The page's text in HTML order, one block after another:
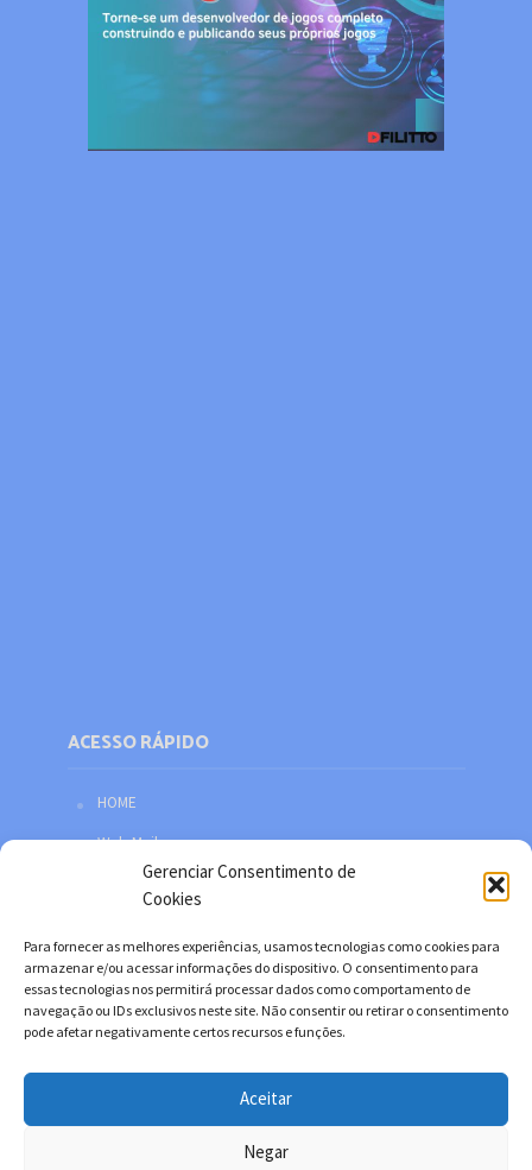
Gerenciar Consentimento de
Cookies
Para fornecer as melhores experiências, usamos tecnologias como cookies para
armazenar e/ou acessar informações do dispositivo. O consentimento para
essas tecnologias nos permitirá processar dados como comportamento de
navegação ou IDs exclusivos neste site. Não consentir ou retirar o consentimento
pode afetar negativamente certos recursos e funções.
Aceitar
Negar
ACESSO RÁPIDO
HOME
Web Mail
Política de privacidade
Facebook
Twitter
YouTube
Instagram